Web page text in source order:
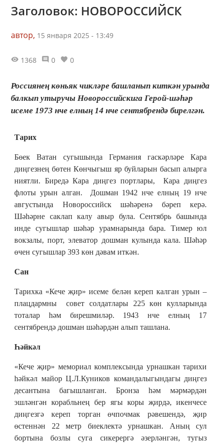
Заголовок: НОВОРОССИЙСК
автор, 15 января 2025 - 13:49
1368 0 0
Россиянең көньяк чикләре башланып киткән урында
балкып утыручы Новороссийскига Герой-шәһәр
исеме 1973 нче елның 14 нче сентябрендә бирелгән.
Тарих
Бөек Ватан сугышында Германия гаскәрләре Кара
диңгезнең бөтен Көнчыгыш яр буйларын басып алырга
ниятли. Биредә Кара диңгез портлары, Кара диңгез
флоты урын алган. Дошман 1942 нче елның 19 нче
августында Новороссийск шәһәренә бәреп керә.
Шәһәрне саклап калу авыр була. Сентябрь башында
инде сугышлар шәһәр урамнарында бара. Тимер юл
вокзалы, порт, элеватор дошман кулында кала. Шәһәр
өчен сугышлар 393 көн дәвам иткән.
Сан
Тарихка «Кече җир» исеме белән кереп калган урын –
плацдармны совет солдатлары 225 көн кулларында
тоталар һәм бирешмиләр. 1943 нче елның 17
сентябрендә дошман шәһәрдән алып ташлана.
Һәйкәл
«Кече җир» мемориал комплексында урнашкан тарихи
һәйкәл майор Ц.Л.Куников командалыгындагы диңгез
десантына багышланган. Бронза һәм мәрмәрдән
эшләнгән корабльнең бер ягы коры җирдә, икенчесе
диңгезгә кереп торган өчпочмак рәвешендә, җир
өстеннән 22 метр биеклектә урнашкан. Аның сул
бортына бозлы суга сикерергә әзерләнгән, тугыз